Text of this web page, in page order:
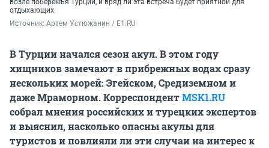
возле побережья Турции, и вряд ли эта встреча будет приятной для
отдыхающих
Источник: Артем Устюжанин / E1.RU
В Турции начался сезон акул. В этом году
хищников замечают в прибрежных водах сразу
нескольких морей: Эгейском, Средиземном и
даже Мраморном. КорреспондентMSK1.RU
собрал мнения российских и турецких экспертов
и выяснил, насколько опасны акулы для
туристов и повлияли ли эти случаи на интерес к